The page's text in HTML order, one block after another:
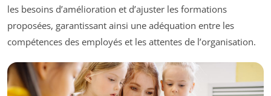
les besoins d’amélioration et d’ajuster les formations
proposées, garantissant ainsi une adéquation entre les
compétences des employés et les attentes de l’organisation.